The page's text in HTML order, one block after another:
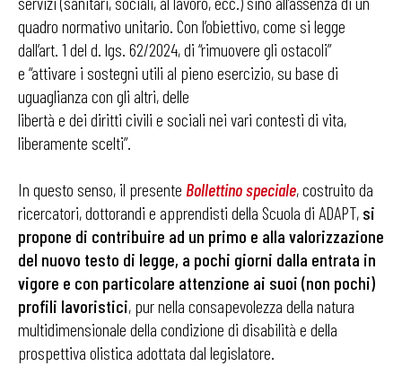
quadro normativo unitario. Con l’obiettivo, come si legge
dall’art. 1 del d. lgs. 62/2024, di “rimuovere gli ostacoli”
e “attivare i sostegni utili al pieno esercizio, su base di
uguaglianza con gli altri, delle
libertà e dei diritti civili e sociali nei vari contesti di vita,
liberamente scelti”.
In questo senso, il presente Bollettino speciale, costruito da
ricercatori, dottorandi e apprendisti della Scuola di ADAPT, si
propone di contribuire ad un primo e alla valorizzazione
del nuovo testo di legge, a pochi giorni dalla entrata in
vigore e con particolare attenzione ai suoi (non pochi)
profili lavoristici, pur nella consapevolezza della natura
multidimensionale della condizione di disabilità e della
prospettiva olistica adottata dal legislatore.